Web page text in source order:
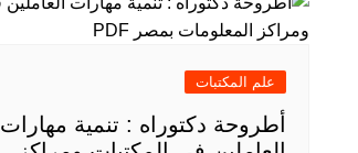
علم المكتبات
أطروحة دكتوراه : تنمية مهارات